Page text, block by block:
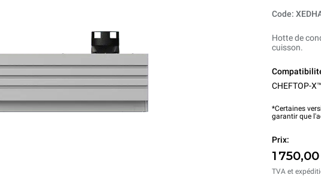
Code:
Hotte de
cuisson.
CHEFTOP-X™
*Certaines
garantir que
Prix:
1
TVA et